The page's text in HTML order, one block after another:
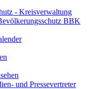
- Kreisverwaltung
BBK
und Pressevertreter